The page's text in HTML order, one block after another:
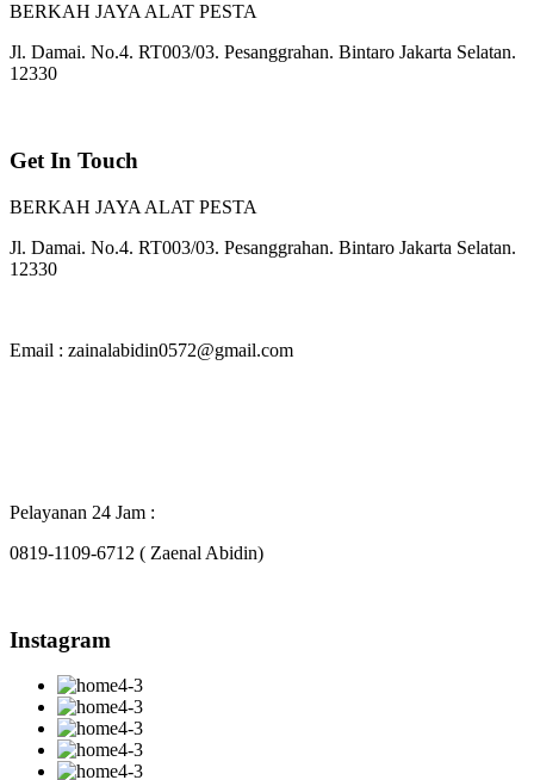
BERKAH JAYA ALAT PESTA
Jl. Damai. No.4. RT003/03. Pesanggrahan. Bintaro Jakarta Selatan.
12330
Get In Touch
BERKAH JAYA ALAT PESTA
Jl. Damai. No.4. RT003/03. Pesanggrahan. Bintaro Jakarta Selatan.
12330
Email : zainalabidin0572@gmail.com
Pelayanan 24 Jam :
0819-1109-6712 ( Zaenal Abidin)
Instagram